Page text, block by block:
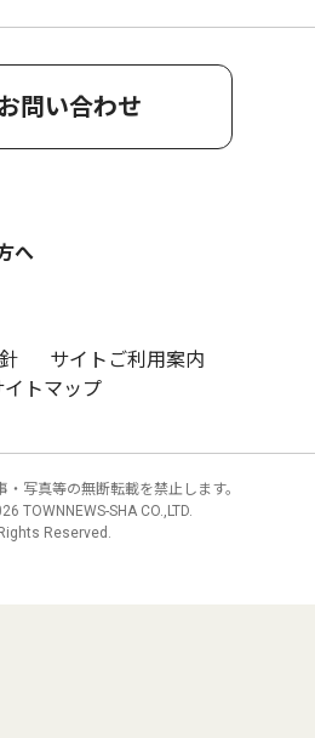
問い合わせ
へ
サイトご利用案内
イトマップ
写真等の無断転載を禁止します。
TOWNNEWS-SHA CO.,LTD.
Reserved.